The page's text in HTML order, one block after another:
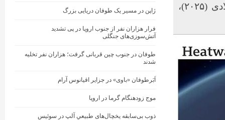
پیش‌بینی کرده است که اروپا به احتمال زیاد در سال جاری میلادی (۲۰۲۵)،
ژاپن در مسیر یک طوفان دریایی بزرگ
فرار هزاران نفر از جنوب اروپا در پی تشدید
آتش‌سوزی‌های جنگلی
طوفان در جنوب چین قربانی گرفت؛ هزاران نفر تخلیه
شدند
اَبَرطوفان «باوی» در جزایر اقیانوس آرام
موج زودهنگام گرما در اروپا
ذوب بی‌سابقه یخچال‌های طبیعیِ آلپ در سوئیس